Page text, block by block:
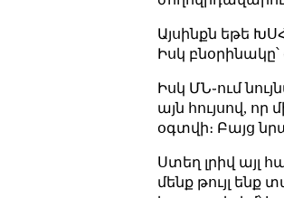
Այսինքն եթե
Իսկ բնօրինակը՝
Իսկ ՄՆ֊ում
այն հույսով,
օգտվի։ Բայց
Ստեղ լրիվ այլ
մենք թույլ ենք